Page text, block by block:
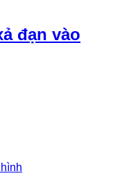
đạn vào